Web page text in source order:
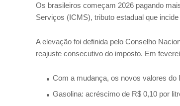
Os brasileiros começam 2026 pagando
Serviços (ICMS), tributo estadual que
A elevação foi definida pelo Conselho
reajuste consecutivo do imposto. Em
Com a mudança, os novos valores do
Gasolina: acréscimo de R$ 0,10 por